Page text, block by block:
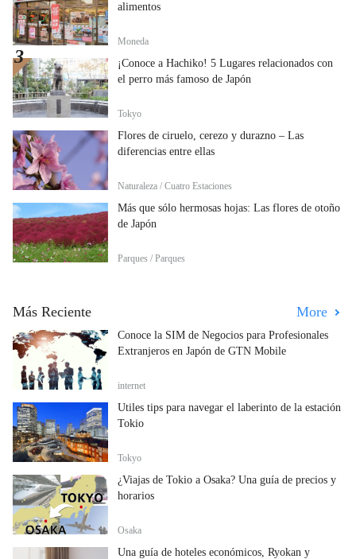
alimentos
Moneda
¡Conoce a Hachiko! 5 Lugares relacionados con
el perro más famoso de Japón
Tokyo
Flores de ciruelo, cerezo y durazno – Las
diferencias entre ellas
Naturaleza / Cuatro Estaciones
Más que sólo hermosas hojas: Las flores de otoño
de Japón
Parques / Parques
Más Reciente More
Conoce la SIM de Negocios para Profesionales
Extranjeros en Japón de GTN Mobile
internet
Útiles tips para navegar el laberinto de la estación
Tokio
Tokyo
¿Viajas de Tokio a Osaka? Una guía de precios y
horarios
Osaka
Una guía de hoteles económicos, Ryokan y